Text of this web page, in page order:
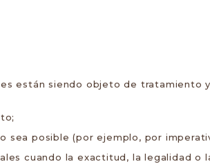
están siendo objeto de tratamiento
sea posible (por ejemplo, por
cuando la exactitud, la legalidad o